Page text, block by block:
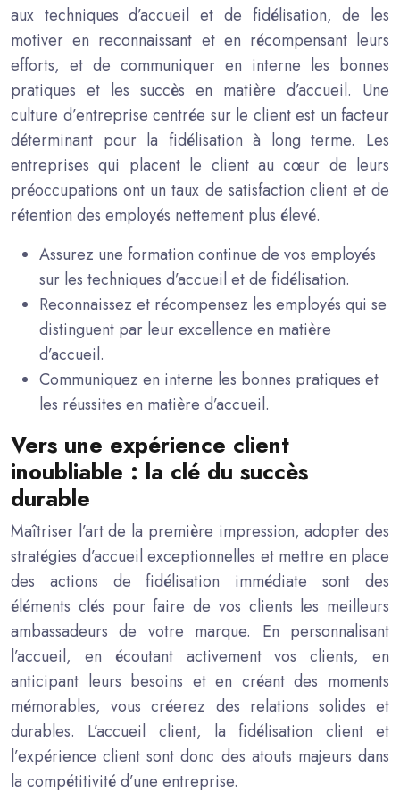
aux techniques d’accueil et de fidélisation, de les
motiver en reconnaissant et en récompensant leurs
efforts, et de communiquer en interne les bonnes
pratiques et les succès en matière d’accueil. Une
culture d’entreprise centrée sur le client est un facteur
déterminant pour la fidélisation à long terme. Les
entreprises qui placent le client au cœur de leurs
préoccupations ont un taux de satisfaction client et de
rétention des employés nettement plus élevé.
Assurez une formation continue de vos employés
sur les techniques d’accueil et de fidélisation.
Reconnaissez et récompensez les employés qui se
distinguent par leur excellence en matière
d’accueil.
Communiquez en interne les bonnes pratiques et
les réussites en matière d’accueil.
Vers une expérience client
inoubliable : la clé du succès
durable
Maîtriser l’art de la première impression, adopter des
stratégies d’accueil exceptionnelles et mettre en place
des actions de fidélisation immédiate sont des
éléments clés pour faire de vos clients les meilleurs
ambassadeurs de votre marque. En personnalisant
l’accueil, en écoutant activement vos clients, en
anticipant leurs besoins et en créant des moments
mémorables, vous créerez des relations solides et
durables. L’accueil client, la fidélisation client et
l’expérience client sont donc des atouts majeurs dans
la compétitivité d’une entreprise.